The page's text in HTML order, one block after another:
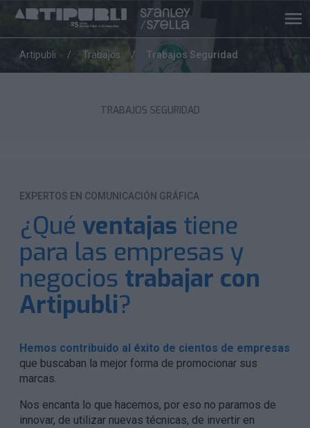
Artipubli Trabajos Trabajos Seguridad
TRABAJOS SEGURIDAD
EXPERTOS EN COMUNICACIÓN GRÁFICA
¿Qué ventajas tiene
para las empresas y
negocios trabajar con
Artipubli?
Hemos contribuido al éxito de cientos de empresas
que buscaban la mejor forma de promocionar sus
marcas.
Nos encanta lo que hacemos, por eso no paramos de
innovar, de utilizar nuevas técnicas, de invertir en